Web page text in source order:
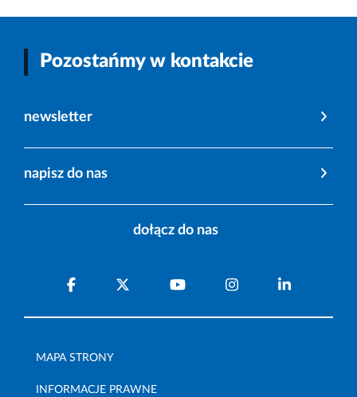
Pozostańmy w kontakcie
newsletter
napisz do nas
dołącz do nas
MAPA STRONY
INFORMACJE PRAWNE